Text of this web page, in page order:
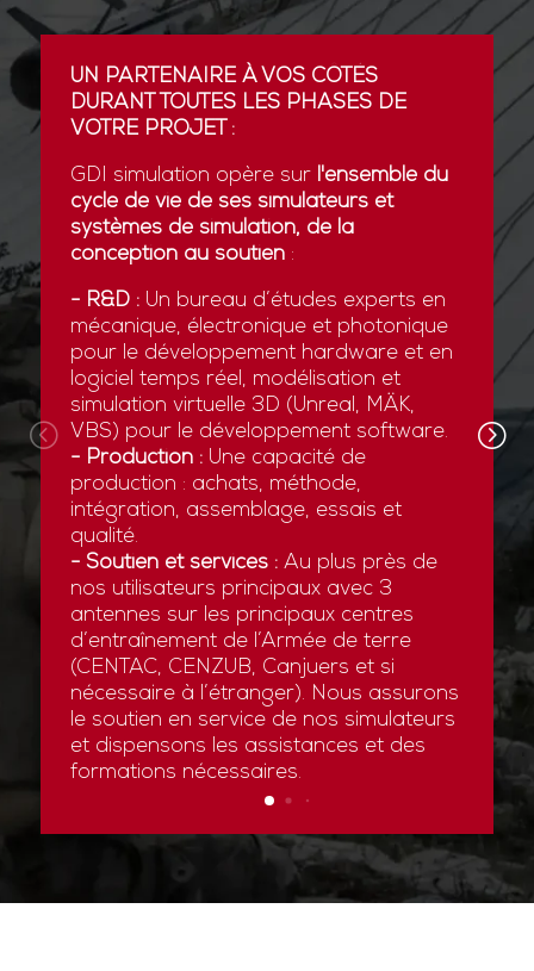
UN PARTENAIRE À VOS CÔTÉS
DURANT TOUTES LES PHASES DE
VOTRE PROJET :
GDI simulation opère sur l'ensemble du
cycle de vie de ses simulateurs et
systèmes de simulation, de la
conception au soutien:
- R&D :Un bureau d’études experts en
mécanique, électronique et photonique
pour le développement hardware et en
logiciel temps réel, modélisation et
simulation virtuelle 3D (Unreal, MÄK,
VBS) pour le développement software.
- Production :Une capacité de
production : achats, méthode,
intégration, assemblage, essais et
qualité.
- Soutien et services :Au plus près de
nos utilisateurs principaux avec 3
antennes sur les principaux centres
d’entraînement de l’Armée de terre
(CENTAC, CENZUB, Canjuers et si
nécessaire à l’étranger). Nous assurons
le soutien en service de nos simulateurs
et dispensons les assistances et des
formations nécessaires.